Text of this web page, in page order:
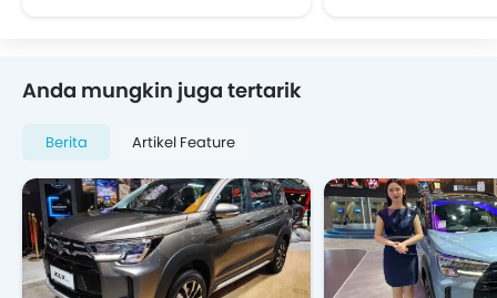
Anda mungkin juga tertarik
Berita Artikel Feature